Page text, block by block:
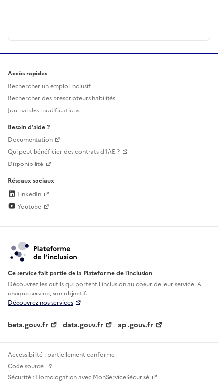
Accès rapides
Rechercher un emploi inclusif
Rechercher des prescripteurs habilités
Journal des modifications
Besoin d'aide ?
Documentation
Qui peut bénéficier des contrats d'IAE ?
Disponibilité
Réseaux sociaux
LinkedIn
Youtube
Ce service fait partie de la Plateforme de l’inclusion
Découvrez les outils qui portent l'inclusion aucoeur de leur service. A
chaque service, son objectif.
Découvrez nos services
beta.gouv.fr data.gouv.fr api.gouv.fr
Accessibilité : partiellement conforme
Code source
Sécurité : Homologation avec MonServiceSécurisé